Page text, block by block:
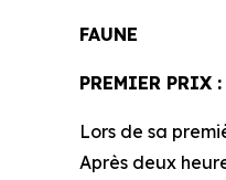
FAUNE
PREMIER PRIX :
Lors de sa
Après deux